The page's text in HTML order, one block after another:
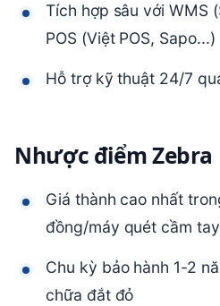
Tích hợp sâu với WMS
POS (Việt POS, Sapo...)
Hỗ trợ kỹ thuật 24/7
Nhược điểm Zebra
Giá thành cao nhất
đồng/máy quét cầm
Chu kỳ bảo hành 1-2
chữa đắt đỏ